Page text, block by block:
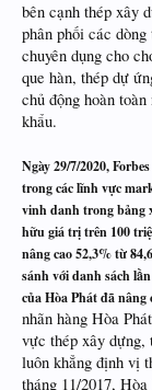
bên cạnh thép xây
phân phối các
chuyên dụng cho
que hàn, thép dự
chủ động hoàn
khẩu.
Ngày 29/7/2020,
trong các lĩnh vực
vinh danh trong bảng
hữu giá trị trên 100
nâng cao 52,3% từ
sánh với danh sách
của Hòa Phát đã nâng
nhãn hàng Hòa
vực thép xây dựng,
luôn khẳng định vị
tháng 11/2017,